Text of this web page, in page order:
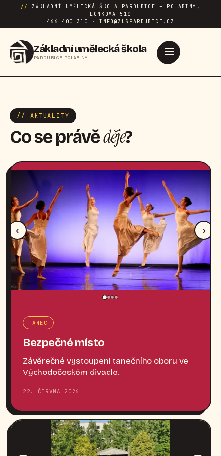
//
ZÁKLADNÍ UMĚLECKÁ ŠKOLA PARDUBICE – POLABINY,
LONKOVA 510
466 400 310 · INFO@ZUSPARDUBICE.CZ
Základní umělecká škola
PARDUBICE-POLABINY
// AKTUALITY
Co se právěděje?
‹ ›
TANEC
Bezpečné místo
Závěrečné vystoupení tanečního oboru ve
Východočeském divadle.
22. ČERVNA 2026